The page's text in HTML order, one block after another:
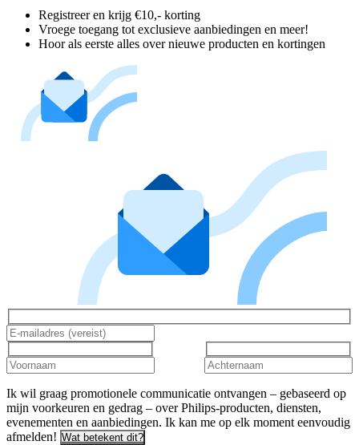
Registreer en krijg €10,- korting
Vroege toegang tot exclusieve aanbiedingen en meer!
Hoor als eerste alles over nieuwe producten en kortingen
Ik wil graag promotionele communicatie ontvangen – gebaseerd op
mijn voorkeuren en gedrag – over Philips-producten, diensten,
evenementen en aanbiedingen. Ik kan me op elk moment eenvoudig
afmelden! Wat betekent dit?